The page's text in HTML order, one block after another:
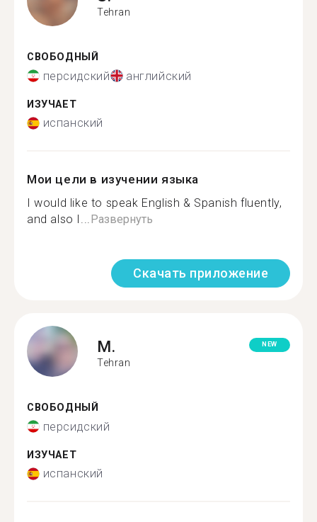
Tehran
СВОБОДНЫЙ
персидский английский
ИЗУЧАЕТ
испанский
Мои цели в изучении языка
I would like to speak English & Spanish fluently,
and also I...Развернуть
Скачать приложение
M.
Tehran
NEW
СВОБОДНЫЙ
персидский
ИЗУЧАЕТ
испанский